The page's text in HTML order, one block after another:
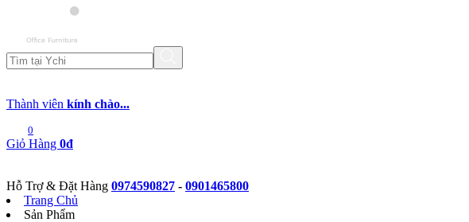
Thành viên kính chào...
0
Giỏ Hàng 0đ
Hỗ Trợ & Đặt Hàng 0974590827 - 0901465800
Trang Chủ
Sản Phẩm